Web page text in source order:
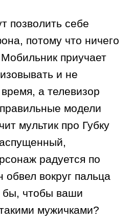
позволить себе
потому что ничего
приучает
и не
а телевизор
модели
мультик про Губку
радуется по
обвел вокруг пальца
бы, чтобы ваши
мужичками?